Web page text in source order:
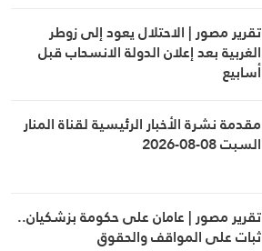
تقرير مصور | الاحتلال يعود إلى زوطر
الغربية بعد إعلان الدولة الانسحاب قبل
أسابيع
مقدمة نشرة الأخبار الرئيسية لقناة المنار
السبت 08-08-2026
تقرير مصور | عامان على حكومة بزشكيان..
ثبات على المواقف والحقوق